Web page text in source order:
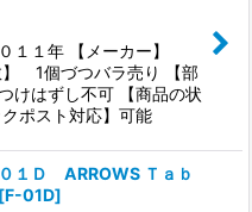
１年 【メーカー】
】 1個づつバラ売り 【部
はずし不可 【商品の状
ポスト対応】可能
１Ｄ ARROWS Ｔａｂ
[F-01D]